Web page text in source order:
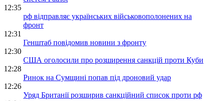
12:35
рф відправляє українських військовополонених на
фронт
12:31
Генштаб повідомив новини з фронту
12:30
США оголосили про розширення санкцій проти Куби
12:28
Ринок на Сумщині попав під дроновий удар
12:26
Уряд Британії розширив санкційний список проти рф